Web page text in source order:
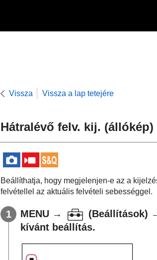
Vissza Vissza a lap tetejére
Hátralévő felv. kij. (állókép)
Beállíthatja, hogy megjelenjen-e az a
felvétellel az aktuális felvételi sebességgel.
MENU → (Beállítások)
kívánt beállítás.